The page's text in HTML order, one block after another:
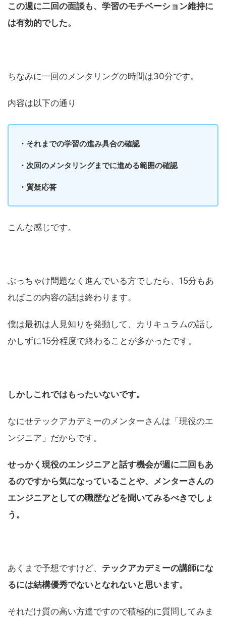
この週に二回の面談も、学習のモチベーション維持に
は有効的でした。
ちなみに一回のメンタリングの時間は30分です。
内容は以下の通り
・それまでの学習の進み具合の確認
・次回のメンタリングまでに進める範囲の確認
・質疑応答
こんな感じです。
ぶっちゃけ問題なく進んでいる方でしたら、15分もあ
ればこの内容の話は終わります。
僕は最初は人見知りを発動して、カリキュラムの話し
かしずに15分程度で終わることが多かったです。
しかしこれではもったいないです。
なにせテックアカデミーのメンターさんは「現役のエ
ンジニア」だからです。
せっかく現役のエンジニアと話す機会が週に二回もあ
るのですから気になっていることや、メンターさんの
エンジニアとしての職歴などを聞いてみるべきでしょ
う。
あくまで予想ですけど、 テックアカデミーの講師にな
るには結構優秀でないとなれないと思います。
それだけ質の高い方達ですので積極的に質問してみま